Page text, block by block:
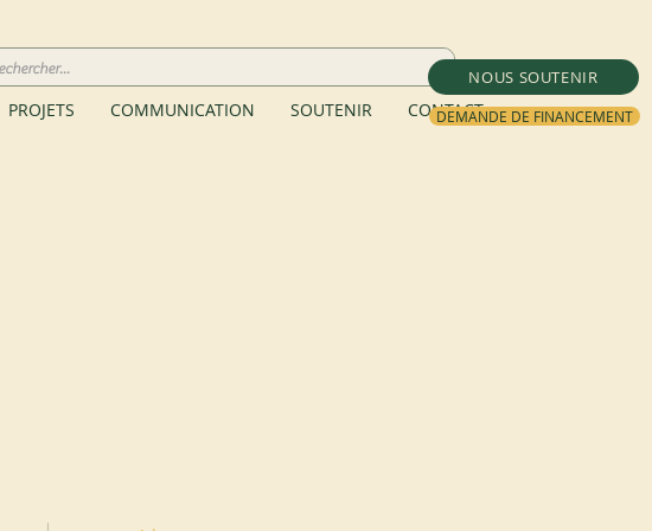
NOUS SOUTENIR
DEMANDE DE FINANCEMENT
PROJETS COMMUNICATION SOUTENIR CONTACT